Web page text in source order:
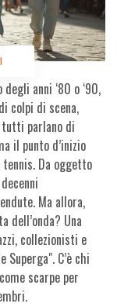
anni ‘80 o ‘90,
colpi di scena,
parlano di
il punto d’inizio
Da oggetto
Ma allora,
dell’onda? Una
collezionisti e
C’è chi
scarpe per